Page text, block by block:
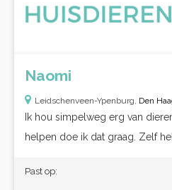
Naomi
Leidschenveen-Ypenburg, Den
Ik hou simpelweg erg van
helpen doe ik dat graag. Zelf
Past op: